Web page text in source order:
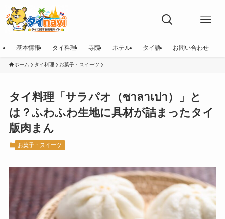
基本情報 タイ料理 寺院 ホテル タイ語 お問い合わせ
ホーム タイ料理 お菓子・スイーツ
タイ料理「サラパオ（ซาลาเปา）」と
は？ふわふわ生地に具材が詰まったタイ
版肉まん
お菓子・スイーツ